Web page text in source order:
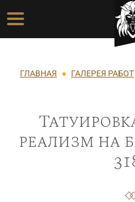
Перейти к основному
Основная
Строка
ГЛАВНАЯ ГАЛЕРЕЯ РАБОТ
реализм на